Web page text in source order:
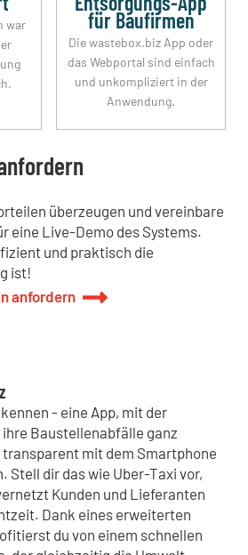
war
für Baufirmen
Die wastebox.biz App oder
das Webportal sind einfach
und unkompliziert in der
Anwendung.
überzeugen und vereinbare
eine Live-Demo des Systems.
und praktisch die
ist!
anfordern
kennen - eine App, mit der
Baustellenabfälle ganz
mit dem Smartphone
Stell dir das wie Uber-Taxi vor,
Kunden und Lieferanten
Dank eines erweiterten
du von einem schnellen